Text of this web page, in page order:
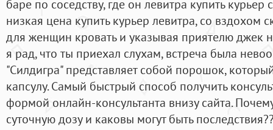
баре по соседству, где он левитра купить
низкая цена купить курьер левитра, со вздохом
для женщин кровать и указывая приятелю джек
я рад, что ты приехал слухам, встреча была
"Силдигра" представляет собой порошок,
капсулу. Самый быстрый способ получить
формой онлайн-консультанта внизу сайта.
суточную дозу и каковы могут быть